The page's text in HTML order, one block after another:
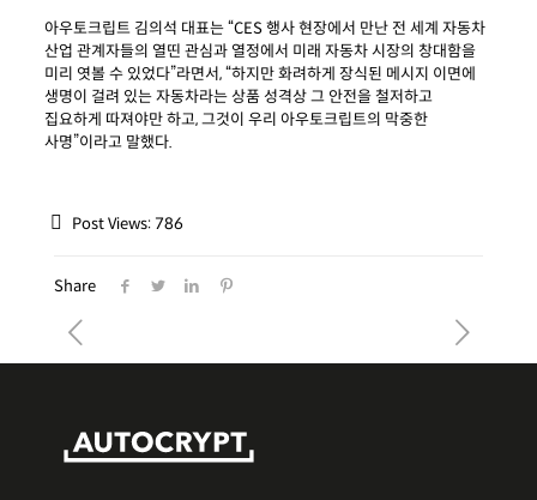
아우토크립트 김의석 대표는 “CES 행사 현장에서 만난 전 세계 자동차
산업 관계자들의 열띤 관심과 열정에서 미래 자동차 시장의 창대함을
미리 엿볼 수 있었다”라면서, “하지만 화려하게 장식된 메시지 이면에
생명이 걸려 있는 자동차라는 상품 성격상 그 안전을 철저하고
집요하게 따져야만 하고, 그것이 우리 아우토크립트의 막중한
사명”이라고 말했다.
Post Views: 786
Share